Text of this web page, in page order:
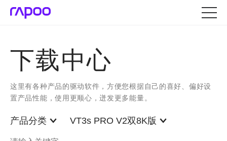
下载中心
这里有各种产品的驱动软件，方便您根据自己的喜好、偏好设
置产品性能，使用更顺心，迸发更多能量。
产品分类 VT3s PRO V2双8K版